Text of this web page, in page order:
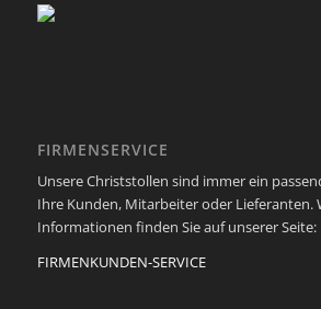
FIRMENSERVICE
Unsere Christstollen sind immer ein
Ihre Kunden, Mitarbeiter oder Lieferanten.
Informationen finden Sie auf unserer Seite:
FIRMENKUNDEN-SERVICE